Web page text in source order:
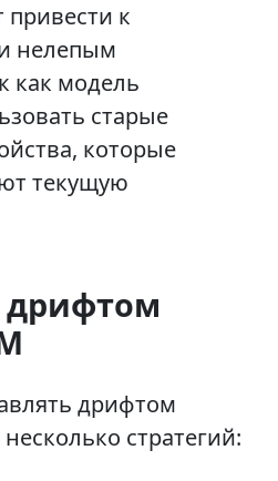
к
нелепым
как модель
старые
которые
текущую
дрифтом
дрифтом
стратегий: